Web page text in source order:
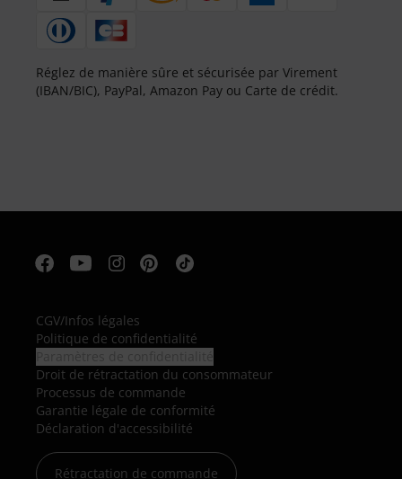
Réglez de manière sûre et sécurisée par Virement
(IBAN/BIC), PayPal, Amazon Pay ou Carte de crédit.
CGV/Infos légales
Politique de confidentialité
Droit de rétractation du consommateur
Processus de commande
Garantie légale de conformité
Déclaration d'accessibilité
Rétractation de commande